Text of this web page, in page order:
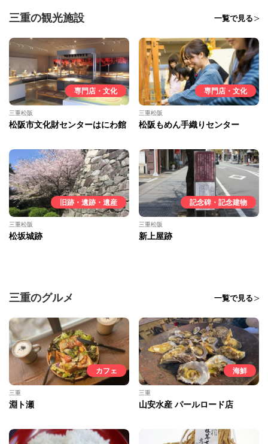
三重の観光施設 一覧で見る
専門店・文化
三重松阪
松阪市文化財センターはにわ館
専門店・文化
三重松阪
松阪もめん手織りセンター
旧跡・遺跡・遺産
三重松阪
松坂城跡
記念碑・記念建物
三重松阪
新上屋跡
三重のグルメ 一覧で見る
カフェ
三重
淵ト瀬
海鮮
三重
山安水産 パールロード店